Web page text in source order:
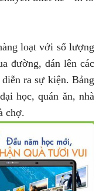
loạt với số lượng
đường, dán lên các
ra sự kiện. Bảng
học, quán ăn, nhà
chợ.